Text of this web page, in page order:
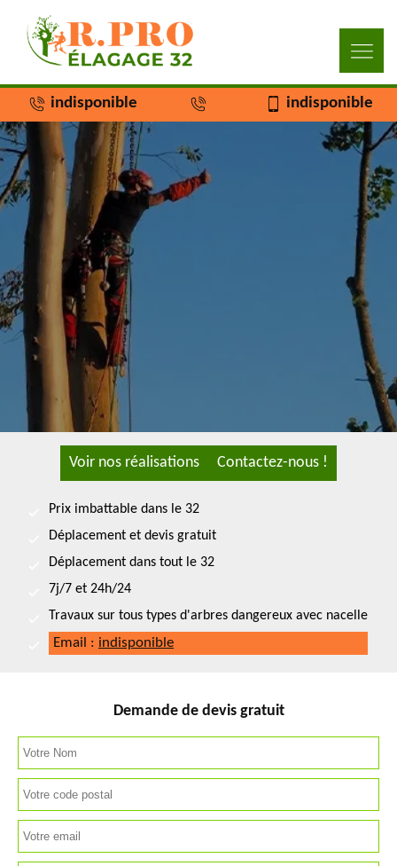
indisponible indisponible
Voir nos réalisations Contactez-nous !
Prix imbattable dans le 32
Déplacement et devis gratuit
Déplacement dans tout le 32
7j/7 et 24h/24
Travaux sur tous types d'arbres dangereux avec nacelle
Email : indisponible
Demande de devis gratuit